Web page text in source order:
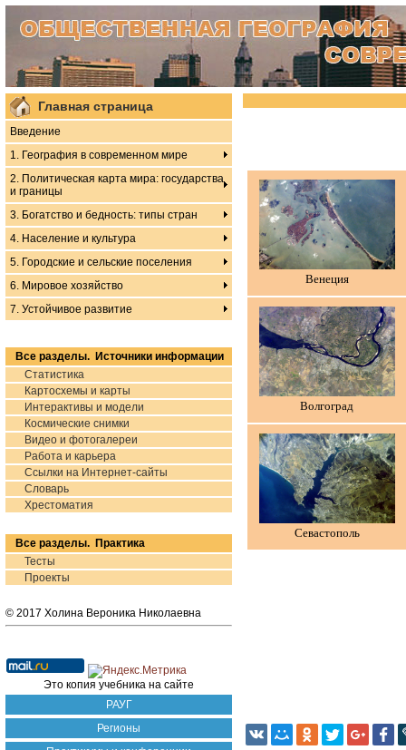
Главная страница
Введение
1. География в современном мире
2. Политическая карта мира: государства
и границы
3. Богатство и бедность: типы стран
4. Население и культура
5. Городские и сельские поселения
6. Мировое хозяйство
7. Устойчивое развитие
Все разделы. Источники информации
Статистика
Картосхемы и карты
Интерактивы и модели
Космические снимки
Видео и фотогалереи
Работа и карьера
Ссылки на Интернет-сайты
Словарь
Хрестоматия
Все разделы. Практика
Тесты
Проекты
© 2017 Холина Вероника Николаевна
Это копия учебника на сайте
РАУГ
Регионы
Венеция
Волгоград
Севастополь